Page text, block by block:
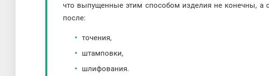
что выпущенные этим способом изделия не конечны, а
после:
точения,
штамповки,
шлифования.